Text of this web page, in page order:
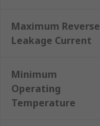
Maximum Reverse
Leakage Current
Minimum
Operating
Temperature